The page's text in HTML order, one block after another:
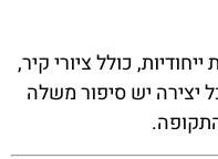
כולל ציורי קיר,
יצירה יש סיפור משלה